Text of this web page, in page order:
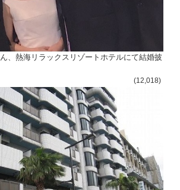
、熱海リラックスリゾートホテルにて結婚披
(12,018)